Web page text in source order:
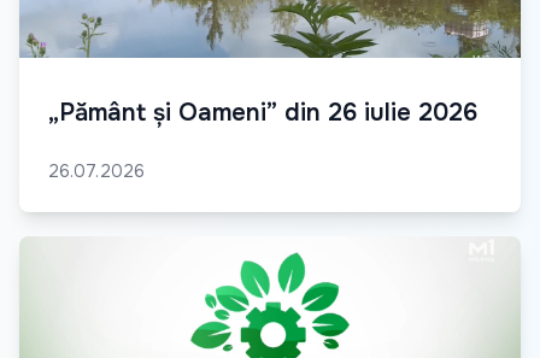
„Pământ și Oameni” din 26 iulie 2026
26.07.2026